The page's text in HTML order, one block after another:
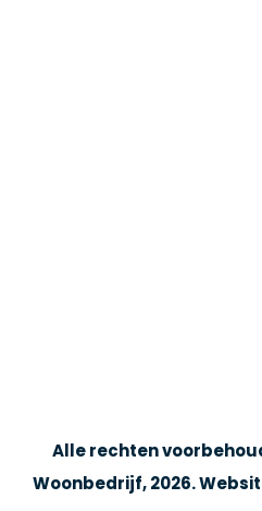
Alle rechten
Woonbedrijf, 2026.